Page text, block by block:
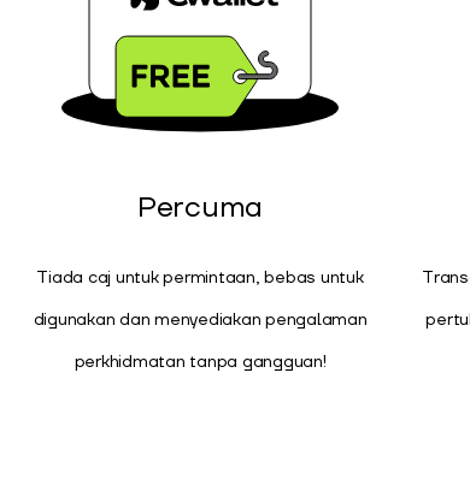
Percuma
Tiada caj untuk permintaan, bebas untuk
digunakan dan menyediakan pengalaman
perkhidmatan tanpa gangguan!